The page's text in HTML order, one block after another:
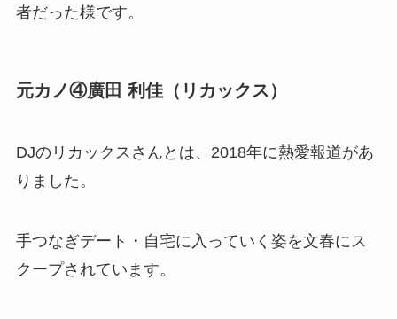
者だった様です。
元カノ④廣田 利佳（リカックス）
DJのリカックスさんとは、2018年に熱愛報道があ
りました。
手つなぎデート・自宅に入っていく姿を文春にス
クープされています。